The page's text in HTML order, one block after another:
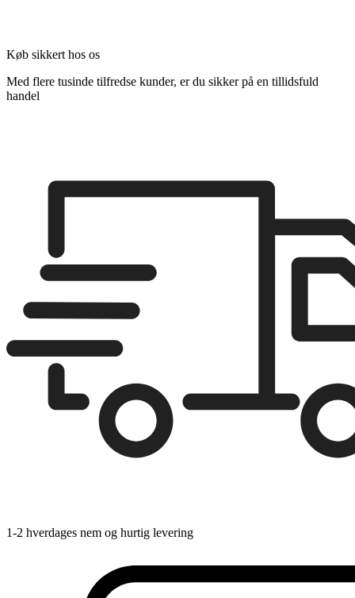
Køb sikkert hos os
Med flere tusinde tilfredse kunder, er du sikker på en tillidsfuld
handel
1-2 hverdages nem og hurtig levering